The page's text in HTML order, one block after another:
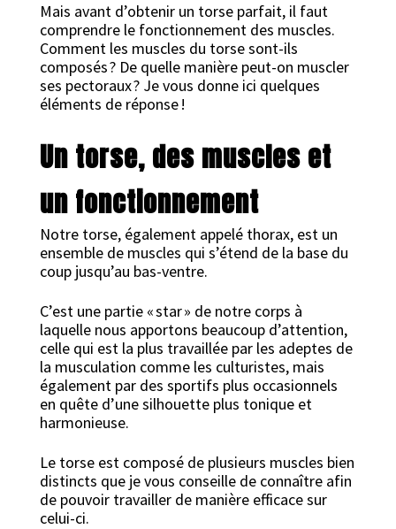
Mais avant d’obtenir un torse parfait, il faut
comprendre le fonctionnement des muscles.
Comment les muscles du torse sont-ils
composés ? De quelle manière peut-on muscler
ses pectoraux ? Je vous donne ici quelques
éléments de réponse !
Un torse, des muscles et
un fonctionnement
Notre torse, également appelé thorax, est un
ensemble de muscles qui s’étend de la base du
coup jusqu’au bas-ventre.
C’est une partie « star » de notre corps à
laquelle nous apportons beaucoup d’attention,
celle qui est la plus travaillée par les adeptes de
la musculation comme les culturistes, mais
également par des sportifs plus occasionnels
en quête d’une silhouette plus tonique et
harmonieuse.
Le torse est composé de plusieurs muscles bien
distincts que je vous conseille de connaître afin
de pouvoir travailler de manière efficace sur
celui-ci.